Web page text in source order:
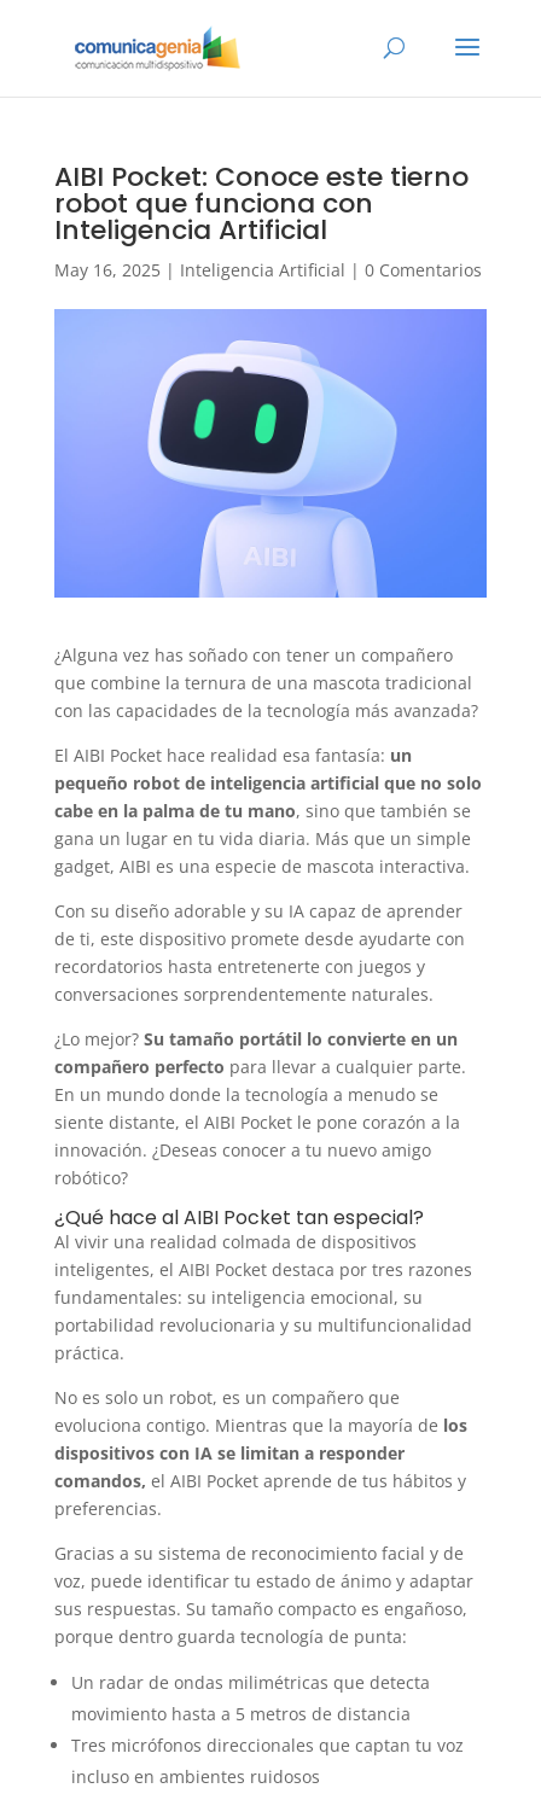
AIBI Pocket: Conoce este tierno
robot que funciona con
Inteligencia Artificial
May 16, 2025| Inteligencia Artificial | 0 Comentarios
¿Alguna vez has soñado con tener un compañero
que combine la ternura de una mascota tradicional
con las capacidades de la tecnología más avanzada?
El AIBI Pocket hace realidad esa fantasía: un
pequeño robot de inteligencia artificial que no solo
cabe en la palma de tu mano, sino que también se
gana un lugar en tu vida diaria. Más que un simple
gadget, AIBI es una especie de mascota interactiva.
Con su diseño adorable y su IA capaz de aprender
de ti, este dispositivo promete desde ayudarte con
recordatorios hasta entretenerte con juegos y
conversaciones sorprendentemente naturales.
¿Lo mejor? Su tamaño portátil lo convierte en un
compañero perfecto para llevar a cualquier parte.
En un mundo donde la tecnología a menudo se
siente distante, el AIBI Pocket le pone corazón a la
innovación. ¿Deseas conocer a tu nuevo amigo
robótico?
¿Qué hace al AIBI Pocket tan especial?
Al vivir una realidad colmada de dispositivos
inteligentes, el AIBI Pocket destaca por tres razones
fundamentales: su inteligencia emocional, su
portabilidad revolucionaria y su multifuncionalidad
práctica.
No es solo un robot, es un compañero que
evoluciona contigo. Mientras que la mayoría de los
dispositivos con IA se limitan a responder
comandos, el AIBI Pocket aprende de tus hábitos y
preferencias.
Gracias a su sistema de reconocimiento facial y de
voz, puede identificar tu estado de ánimo y adaptar
sus respuestas. Su tamaño compacto es engañoso,
porque dentro guarda tecnología de punta:
Un radar de ondas milimétricas que detecta
movimiento hasta a 5 metros de distancia
Tres micrófonos direccionales que captan tu voz
incluso en ambientes ruidosos